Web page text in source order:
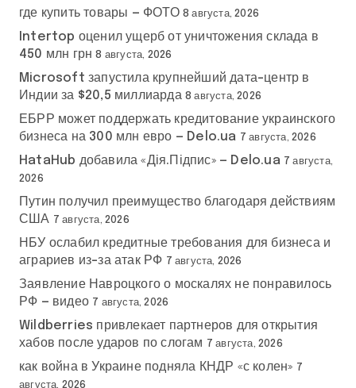
где купить товары — ФОТО 8 августа, 2026
Intertop оценил ущерб от уничтожения склада в
450 млн грн 8 августа, 2026
Microsoft запустила крупнейший дата-центр в
Индии за $20,5 миллиарда 8 августа, 2026
ЕБРР может поддержать кредитование украинского
бизнеса на 300 млн евро — Delo.ua 7 августа, 2026
HataHub добавила «Дія.Підпис» — Delo.ua 7 августа,
2026
Путин получил преимущество благодаря действиям
США 7 августа, 2026
НБУ ослабил кредитные требования для бизнеса и
аграриев из-за атак РФ 7 августа, 2026
Заявление Навроцкого о москалях не понравилось
РФ — видео 7 августа, 2026
Wildberries привлекает партнеров для открытия
хабов после ударов по слогам
7 августа, 2026
как война в Украине подняла КНДР «с колен» 7
августа, 2026